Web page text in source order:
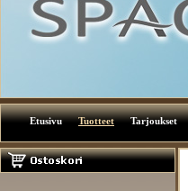
Etusivu Tuotteet Tarjoukset